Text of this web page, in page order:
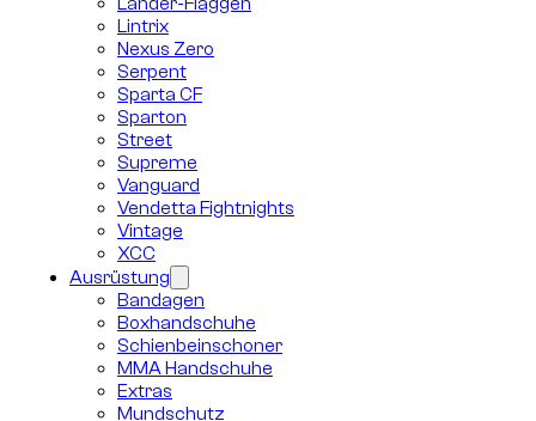
Lintrix
Nexus Zero
Serpent
Sparta CF
Sparton
Street
Supreme
Vanguard
Vendetta Fightnights
Vintage
XCC
Ausrüstung
Bandagen
Boxhandschuhe
Schienbeinschoner
MMA Handschuhe
Extras
Mundschutz